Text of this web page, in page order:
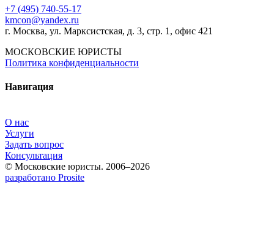
+7 (495) 740‑55‑17
kmcon@yandex.ru
г. Москва, ул. Марксистская, д. 3, стр. 1, офис 421
МОСКОВСКИЕ ЮРИСТЫ
Политика конфиденциальности
Навигация
О нас
Услуги
Задать вопрос
Консультация
© Московские юристы. 2006–2026
разработано Prosite